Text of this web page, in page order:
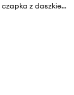
Polo Ralph Lauren czapka z daszkiem bawełniana